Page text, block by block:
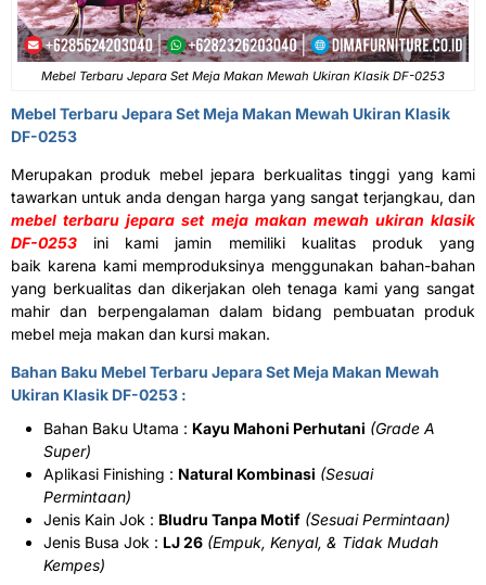
Mebel Terbaru Jepara Set Meja Makan Mewah Ukiran Klasik DF-0253
Mebel Terbaru Jepara Set Meja Makan Mewah Ukiran Klasik
DF-0253
Merupakan produk mebel jepara berkualitas tinggi yang kami
tawarkan untuk anda dengan harga yang sangat terjangkau, dan
mebel terbaru jepara set meja makan mewah ukiran klasik
DF-0253 ini kami jamin memiliki kualitas produk yang
baik karena kami memproduksinya menggunakan bahan-bahan
yang berkualitas dan dikerjakan oleh tenaga kami yang sangat
mahir dan berpengalaman dalam bidang pembuatan produk
mebel meja makan dan kursi makan.
Bahan Baku Mebel Terbaru Jepara Set Meja Makan Mewah
Ukiran Klasik DF-0253 :
Bahan Baku Utama : Kayu Mahoni Perhutani (Grade A
Super)
Aplikasi Finishing : Natural Kombinasi (Sesuai
Permintaan)
Jenis Kain Jok : Bludru Tanpa Motif (Sesuai Permintaan)
Jenis Busa Jok : LJ 26 (Empuk, Kenyal, & Tidak Mudah
Kempes)